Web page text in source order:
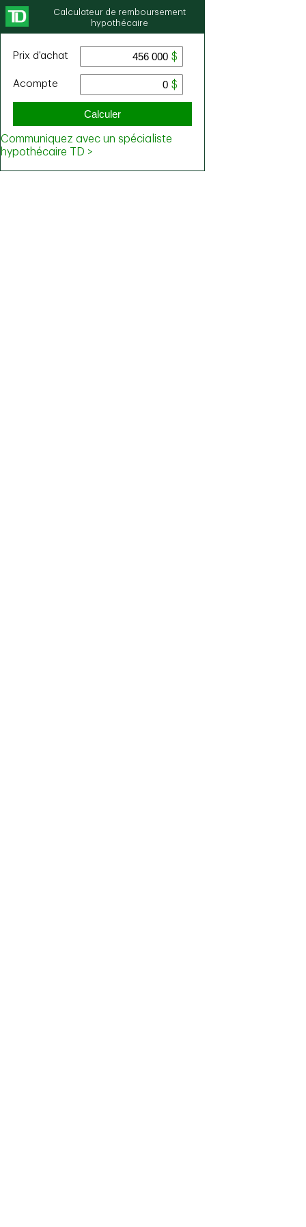
Calculateur de remboursement
hypothécaire
Prix ​​d'achat
Acompte
Calculer
Communiquez avec un spécialiste
hypothécaire TD >